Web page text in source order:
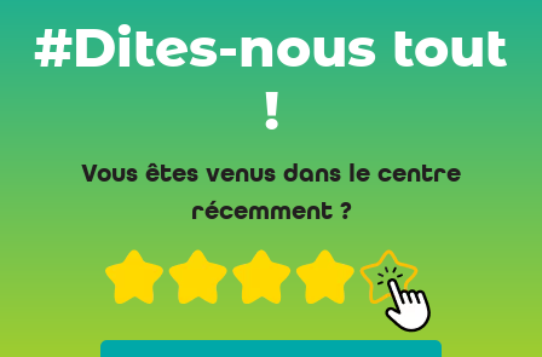
#Dites-nous tout
!
Vous êtes venus dans le centre
récemment ?